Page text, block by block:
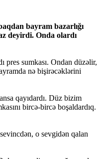
bayram bazarlığı
deyirdi. Onda olardı
pres sumkası. Ondan düzəlir,
nə bişirəcəklərini
qayıdardı. Düz bizim
bircə-bircə boşaldardıq.
o sevgidən qalan